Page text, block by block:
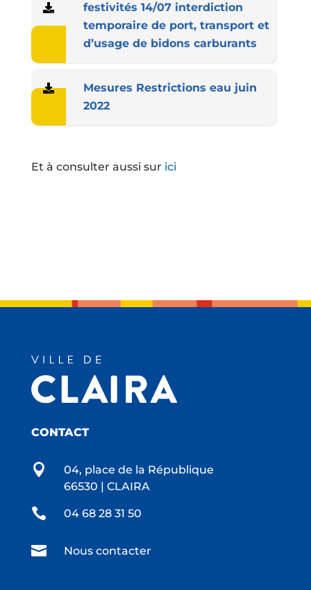
festivités 14/07 interdiction
temporaire de port, transport et
d’usage de bidons carburants
Mesures Restrictions eau juin
2022
Et à consulter aussi sur ici
CONTACT

04, place de la République
66530 | CLAIRA
 04 68 28 31 50
 Nous contacter